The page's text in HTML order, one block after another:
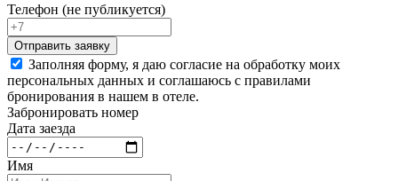
Телефон (не публикуется)
Заполняя форму, я даю согласие на обработку моих
персональных данных и соглашаюсь с правилами
бронирования в нашем в отеле.
Забронировать номер
Дата заезда
Имя